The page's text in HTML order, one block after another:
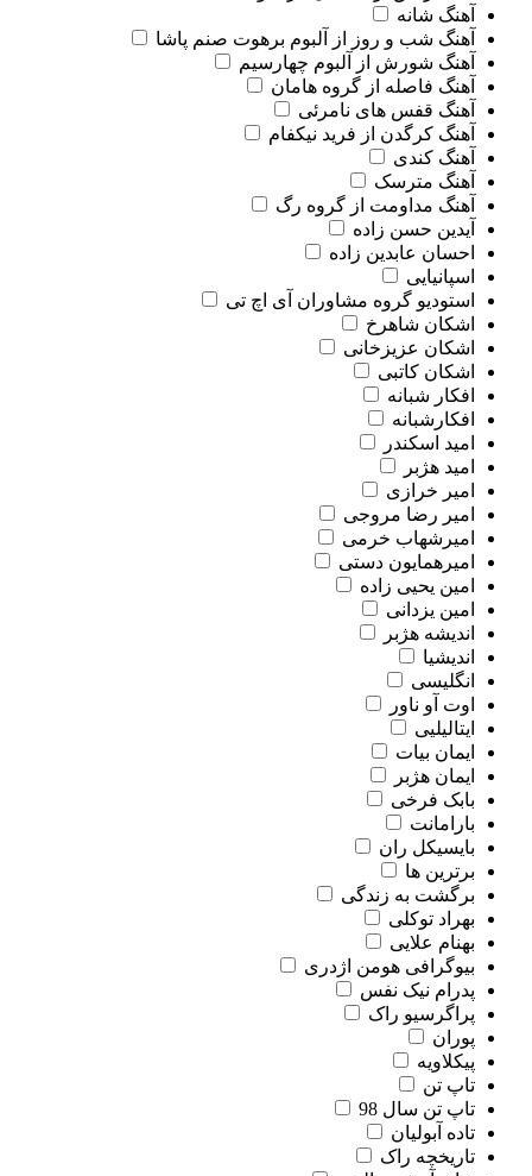
آهنگ شانه
آهنگ شب و روز از آلبوم برهوت صنم پاشا
آهنگ شورش از آلبوم چهارسیم
آهنگ فاصله از گروه هامان
آهنگ قفس های نامرئی
آهنگ کرگدن از فرید نیکفام
آهنگ کندی
آهنگ مترسک
آهنگ مداومت از گروه رگ
آیدین حسن زاده
احسان عابدین زاده
اسپانیایی
استودیو گروه مشاوران آی اچ تی
اشکان شاهرخ
اشکان عزیزخانی
اشکان کاتبی
افکار شبانه
افکارشبانه
امید اسکندر
امید هژبر
امیر خرازی
امیر رضا مروجی
امیرشهاب خرمی
امیرهمایون دستی
امین یحیی زاده
امین یزدانی
اندیشه هژبر
اندیشیا
انگلیسی
اوت آو ناور
ایتالیلیی
ایمان بیات
ایمان هژبر
بابک فرخی
بارامانت
بایسیکل ران
برترین ها
برگشت به زندگی
بهراد توکلی
بهنام علایی
بیوگرافی هومن اژدری
پدرام نیک نفس
پراگرسیو راک
پوران
پیکلاویه
تاپ تن
تاپ تن سال 98
تاده آبولیان
تاریخچه راک